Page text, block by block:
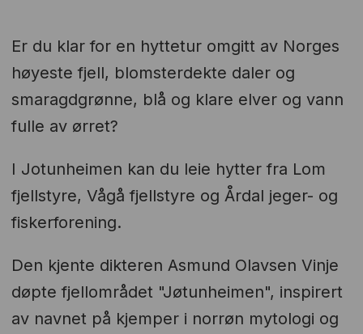
Er du klar for en hyttetur omgitt av Norges
høyeste fjell, blomsterdekte daler og
smaragdgrønne, blå og klare elver og vann
fulle av ørret?
I Jotunheimen kan du leie hytter fra Lom
fjellstyre, Vågå fjellstyre og Årdal jeger- og
fiskerforening.
Den kjente dikteren Asmund Olavsen Vinje
døpte fjellområdet "Jøtunheimen", inspirert
av navnet på kjemper i norrøn mytologi og